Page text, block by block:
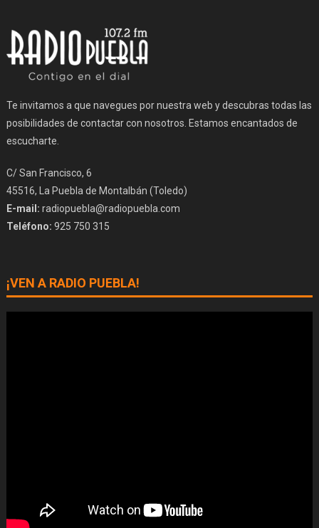
Te invitamos a que navegues por nuestra web y descubras todas las
posibilidades de contactar con nosotros. Estamos encantados de
escucharte.
C/ San Francisco, 6
45516, La Puebla de Montalbán (Toledo)
E-mail: radiopuebla@radiopuebla.com
Teléfono: 925 750 315
¡VEN A RADIO PUEBLA!